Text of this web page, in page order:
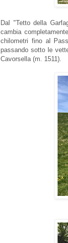
Dal "Tetto della
cambia
chilometri fino al
passando sotto le
Cavorsella (m. 1511).